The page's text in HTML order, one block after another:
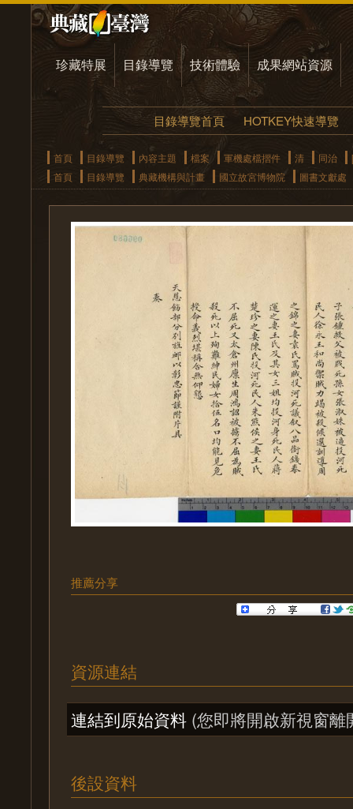
珍藏特展 目錄導覽 技術體驗 成果網站資源
目錄導覽首頁 HOTKEY快速導覽
首頁 目錄導覽 內容主題 檔案 軍機處檔摺件 清 同治
首頁
目錄導覽 典藏機構與計畫 國立故宮博物院 圖書文獻處
推薦分享
資源連結
連結到原始資料 (您即將開啟新視窗離
後設資料